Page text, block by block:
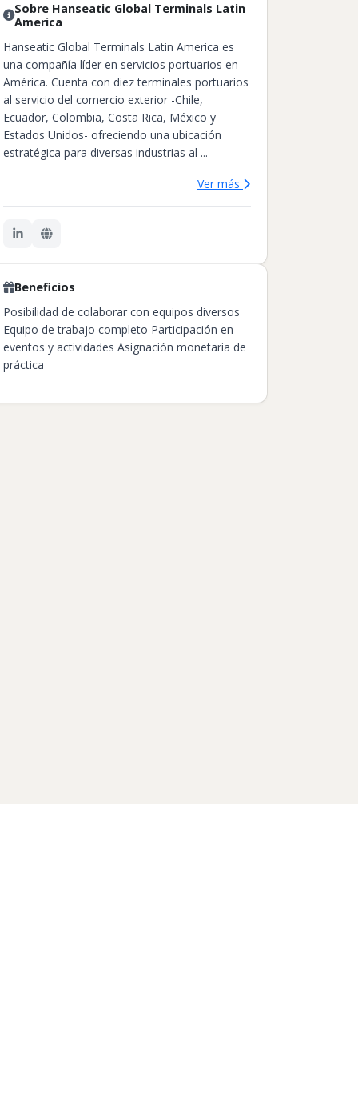
Sobre Hanseatic Global Terminals Latin
America
Hanseatic Global Terminals Latin America es
una compañía líder en servicios portuarios en
América. Cuenta con diez terminales portuarios
al servicio del comercio exterior -Chile,
Ecuador, Colombia, Costa Rica, México y
Estados Unidos- ofreciendo una ubicación
estratégica para diversas industrias al ...
Ver más
Beneficios
Posibilidad de colaborar con equipos diversos
Equipo de trabajo completo Participación en
eventos y actividades Asignación monetaria de
práctica